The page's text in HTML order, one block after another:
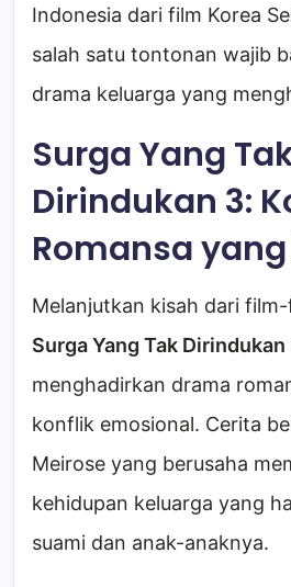
Indonesia dari film Korea
salah satu tontonan wajib
drama keluarga yang
Surga Yang
Dirindukan 3:
Romansa
Melanjutkan kisah dari
Surga Yang Tak Dirindukan
menghadirkan drama
konflik emosional. Cerita
Meirose yang berusaha
kehidupan keluarga yang
suami dan anak-anaknya.